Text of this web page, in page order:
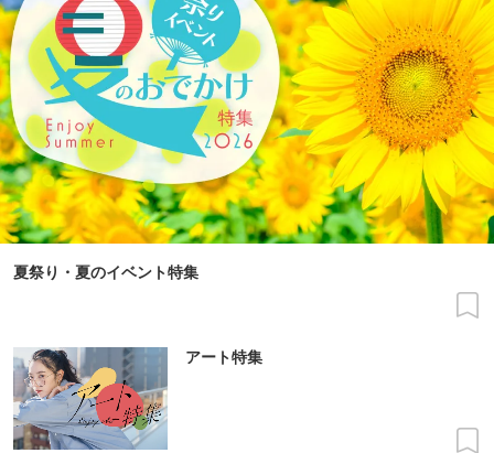
夏祭り・夏のイベント特集
アート特集